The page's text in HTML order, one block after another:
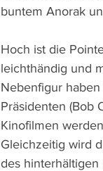
buntem Anorak
Hoch ist die
leichthändig und
Nebenfigur
Präsidenten (Bob
Kinofilmen
Gleichzeitig wird
des hinterhältigen